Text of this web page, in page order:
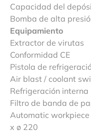
Capacidad del
Bomba de alta
Equipamiento
Extractor de virutas
Conformidad CE
Pistola de
Air blast / coolant
Refrigeración interna
Filtro de banda de
Automatic
x ø 220